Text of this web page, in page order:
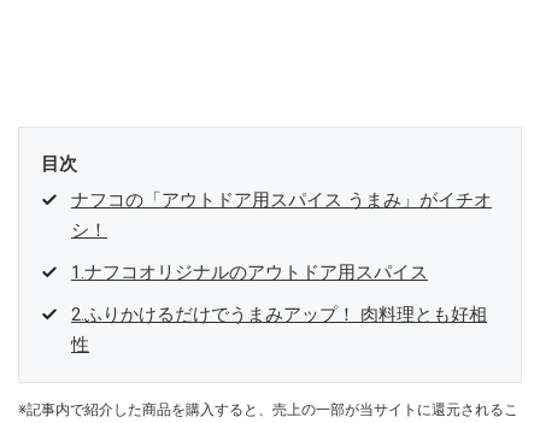
目次
ナフコの「アウトドア用スパイス うまみ」がイチオ
シ！
1.ナフコオリジナルのアウトドア用スパイス
2.ふりかけるだけでうまみアップ！ 肉料理とも好相
性
※記事内で紹介した商品を購入すると、売上の一部が当サイトに還元されるこ